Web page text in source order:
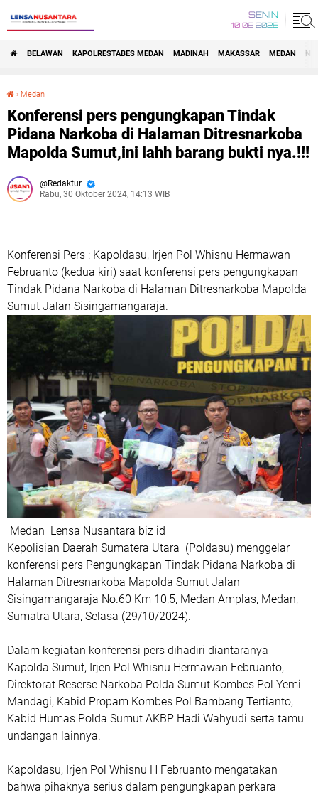
SENIN
10 08 2026
BELAWAN KAPOLRESTABES MEDAN MADINAH MAKASSAR MEDAN
› Medan
Konferensi pers pengungkapan Tindak
Pidana Narkoba di Halaman Ditresnarkoba
Mapolda Sumut,ini lahh barang bukti nya.!!!
Redaktur
Rabu, 30 Oktober 2024, 14:13 WIB
Konferensi Pers : Kapoldasu, Irjen Pol Whisnu Hermawan
Februanto (kedua kiri) saat konferensi pers pengungkapan
Tindak Pidana Narkoba di Halaman Ditresnarkoba Mapolda
Sumut Jalan Sisingamangaraja.
Medan Lensa Nusantara biz id
Kepolisian Daerah Sumatera Utara (Poldasu) menggelar
konferensi pers Pengungkapan Tindak Pidana Narkoba di
Halaman Ditresnarkoba Mapolda Sumut Jalan
Sisingamangaraja No.60 Km 10,5, Medan Amplas, Medan,
Sumatra Utara, Selasa (29/10/2024).
Dalam kegiatan konferensi pers dihadiri diantaranya
Kapolda Sumut, Irjen Pol Whisnu Hermawan Februanto,
Direktorat Reserse Narkoba Polda Sumut Kombes Pol Yemi
Mandagi, Kabid Propam Kombes Pol Bambang Tertianto,
Kabid Humas Polda Sumut AKBP Hadi Wahyudi serta tamu
undangan lainnya.
Kapoldasu, Irjen Pol Whisnu H Februanto mengatakan
bahwa pihaknya serius dalam pengungkapan perkara